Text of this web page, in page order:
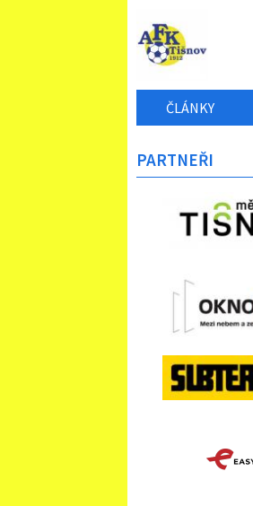
ČLÁNKY
PARTNEŘI